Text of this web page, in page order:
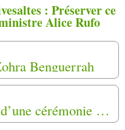
: Préserver ce
Alice Rufo
Benguerrah
Les Harkis honorés lors d’une cérémonie à Baixas (66)